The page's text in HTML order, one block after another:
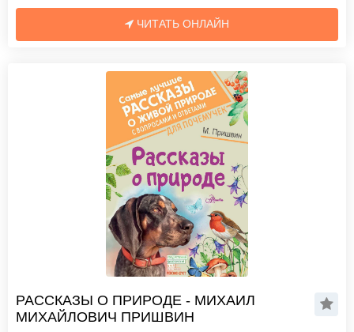
ЧИТАТЬ ОНЛАЙН
РАССКАЗЫ О ПРИРОДЕ - МИХАИЛ
МИХАЙЛОВИЧ ПРИШВИН